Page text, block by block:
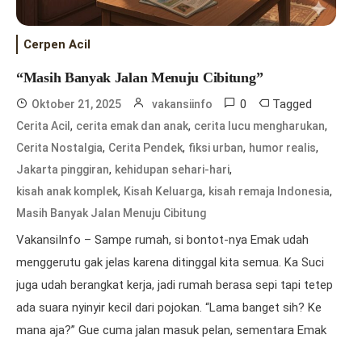
Cerpen Acil
“Masih Banyak Jalan Menuju Cibitung”
Oktober 21, 2025 vakansiinfo 0 Tagged
Cerita Acil , cerita emak dan anak, cerita lucu mengharukan,
Cerita Nostalgia, Cerita Pendek, fiksi urban, humor realis,
Jakarta pinggiran, kehidupan sehari-hari,
kisah anak komplek, Kisah Keluarga, kisah remaja Indonesia,
Masih Banyak Jalan Menuju Cibitung
VakansiInfo – Sampe rumah, si bontot-nya Emak udah
menggerutu gak jelas karena ditinggal kita semua. Ka Suci
juga udah berangkat kerja, jadi rumah berasa sepi tapi tetep
ada suara nyinyir kecil dari pojokan. “Lama banget sih? Ke
mana aja?” Gue cuma jalan masuk pelan, sementara Emak